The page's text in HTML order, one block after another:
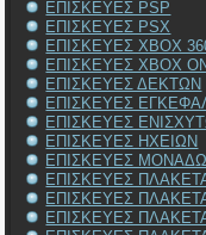
ΕΠΙΣΚΕΥΕΣ PSP
ΕΠΙΣΚΕΥΕΣ PSX
ΕΠΙΣΚΕΥΕΣ XBOX
ΕΠΙΣΚΕΥΕΣ XBOX
ΕΠΙΣΚΕΥΕΣ ΔΕΚΤΩΝ
ΕΠΙΣΚΕΥΕΣ
ΕΠΙΣΚΕΥΕΣ
ΕΠΙΣΚΕΥΕΣ ΗΧΕΙΩΝ
ΕΠΙΣΚΕΥΕΣ
ΕΠΙΣΚΕΥΕΣ
ΕΠΙΣΚΕΥΕΣ
ΕΠΙΣΚΕΥΕΣ